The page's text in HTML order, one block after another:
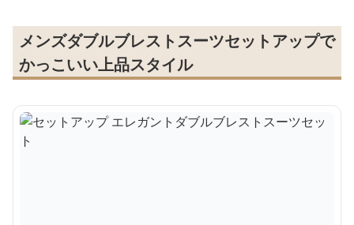
メンズダブルブレストスーツセットアップで
かっこいい上品スタイル